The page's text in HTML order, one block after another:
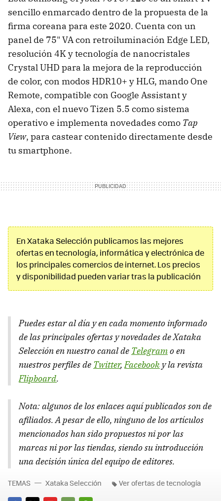
sencillo enmarcado dentro de la propuesta de la
firma coreana para este 2020. Cuenta con un
panel de 75" VA con retroiluminación Edge LED,
resolución 4K y tecnología de nanocristales
Crystal UHD para la mejora de la reproducción
de color, con modos HDR10+ y HLG, mando One
Remote, compatible con Google Assistant y
Alexa, con el nuevo Tizen 5.5 como sistema
operativo e implementa novedades como Tap
View, para castear contenido directamente desde
tu smartphone.
En Xataka Selección publicamos las mejores
ofertas en tecnología, informática y electrónica de
los principales comercios de internet. Los precios
y disponibilidad pueden variar tras la publicación
Puedes estar al día y en cada momento informado
de las principales ofertas y novedades de Xataka
Selección en nuestro canal de Telegramo en
nuestros perfiles de Twitter,Facebook y la revista
Flipboard.
Nota: algunos de los enlaces aquí publicados son de
afiliados. A pesar de ello, ninguno de los artículos
mencionados han sido propuestos ni por las
marcas ni por las tiendas, siendo su introducción
una decisión única del equipo de editores.
TEMAS Xataka Selección Ver ofertas de tecnología